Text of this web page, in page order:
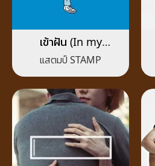
เข้าฝัน (In my
dreams)
แสตมป์ STAMP